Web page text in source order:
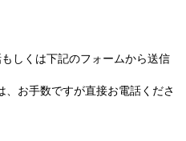
しくは下記のフォームから送信
お手数ですが直接お電話くださ